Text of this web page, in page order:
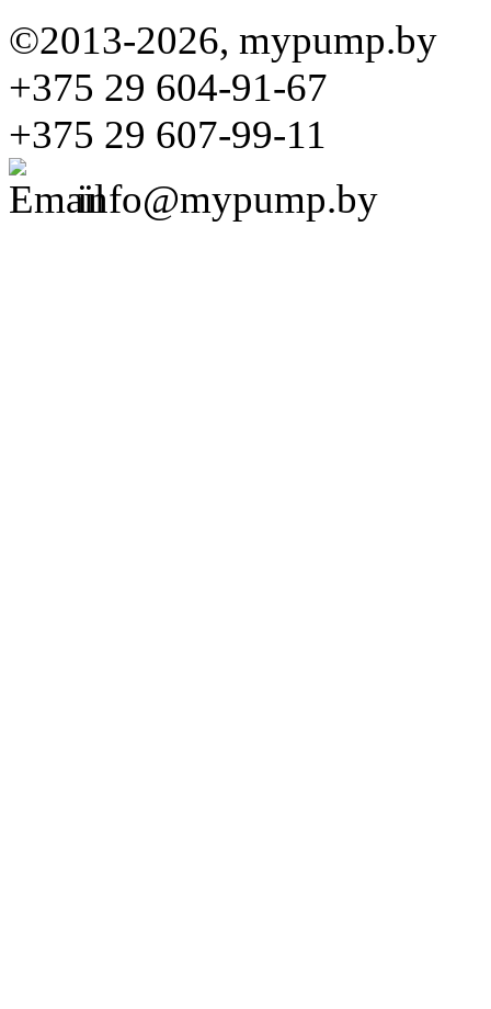
©2013-2026, mypump.by
+375 29 604-91-67
+375 29 607-99-11
info@mypump.by